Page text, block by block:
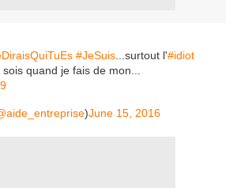
#JeSuis ...surtout l'#idiot
quand je fais de mon...
)June 15, 2016